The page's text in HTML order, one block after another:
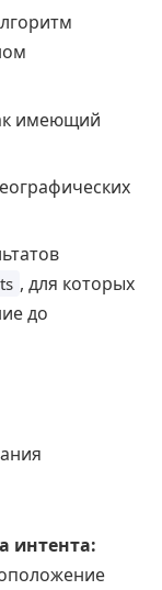
имеющий
, для которых
до
интента: